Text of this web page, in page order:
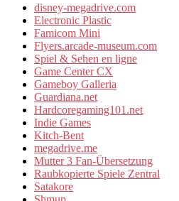
disney-megadrive.com
Electronic Plastic
Famicom Mini
Flyers.arcade-museum.com
Spiel & Sehen en ligne
Game Center CX
Gameboy Galleria
Guardiana.net
Hardcoregaming101.net
Indie Games
Kitch-Bent
megadrive.me
Mutter 3 Fan-Übersetzung
Raubkopierte Spiele Zentral
Satakore